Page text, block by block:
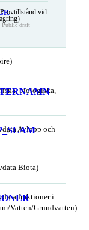
vid
Public draft
biologiska,
Avlopp och
Biota)
fraktioner i
Vatten/Grundvatten)